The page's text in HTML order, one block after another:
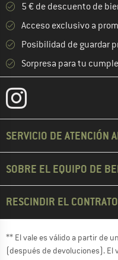
5 € de descuento de
Acceso exclusivo a
Posibilidad de guardar
Sorpresa para tu
SERVICIO DE ATENCIÓN
SOBRE EL EQUIPO DE
RESCINDIR EL CONTRATO
** El vale es válido a partir de
(después de devoluciones). El